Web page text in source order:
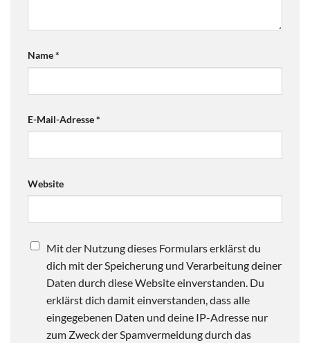
Name*
E-Mail-Adresse*
Website
Mit der Nutzung dieses Formulars erklärst du
dich mit der Speicherung und Verarbeitung deiner
Daten durch diese Website einverstanden. Du
erklärst dich damit einverstanden, dass alle
eingegebenen Daten und deine IP-Adresse nur
zum Zweck der Spamvermeidung durch das